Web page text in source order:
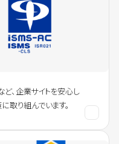
、企業サイトを安心し
取り組んでいます。